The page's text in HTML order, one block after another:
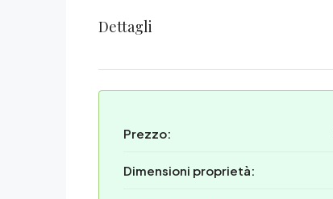
Dettagli
Prezzo:
Dimensioni proprietà: